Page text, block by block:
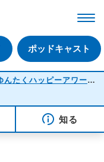
ポッドキャスト
ゆいがーる SHOKO＆AYANEのゆんたくハッピーアワー
知る